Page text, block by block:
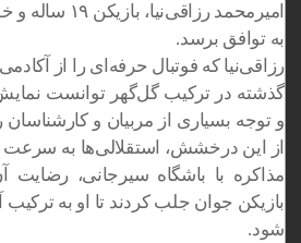
امیرمحمد
به توافق برسد.
رزاقی‌نیا که فوتبال حرفه‌ای را از آکادمی
گذشته در ترکیب گل‌گهر توانست
و توجه بسیاری از مربیان و کارشناسان
از این درخشش، استقلالی‌ها به سرعت
مذاکره با باشگاه سیرجانی، رضایت
بازیکن جوان جلب کردند تا او به ترکیب
شود.